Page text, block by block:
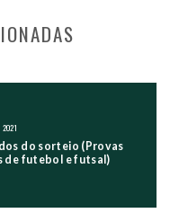
2021
do sorteio (Provas
de futebol e futsal)